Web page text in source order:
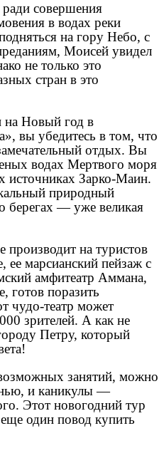
совершения
в водах реки
на гору Небо, с
Моисей увидел
не только это
стран в это
на Новый год в
вы убедитесь в том, что
отдых. Вы
водах Мертвого моря
источниках Зарко-Маин.
природный
берегах — уже великая
производит на туристов
ее марсианский пейзаж с
амфитеатр Аммана,
готов поразить
чудо-театр может
зрителей. А как не
Петру, который
занятий, можно
и каникулы —
Этот новогодний тур
один повод купить